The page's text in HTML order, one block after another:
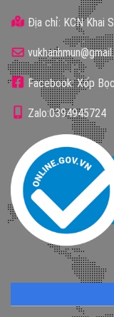
Địa chỉ: KCN Khai
Facebook: Xốp
Zalo:0394945724